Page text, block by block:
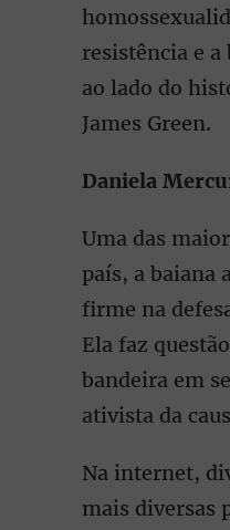
resistência e a
ao lado do
James Green.
Daniela
Uma das
país, a baiana
firme na
Ela faz
bandeira em
ativista da
Na internet,
mais diversas